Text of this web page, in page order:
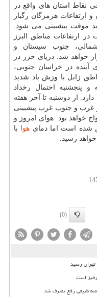
نقاط استان های واقع در
هرمزگان رگبار
موقت پیشبینی می شود.
ارتفاعات مناطق البرز
جنوب سیستان و
خواهد شد. دریای خزر در
آینده در خراسان جنوبی،
زابل با وزش باد شدید
پنجشنبه احتمال رخداد
از دوشنبه تا آخر هفته
غرب و جنوب غرب پیشبینی
خواهد بود. هوای امروز و
شده است اما دمای هوا
با
(0)
تهران رسید